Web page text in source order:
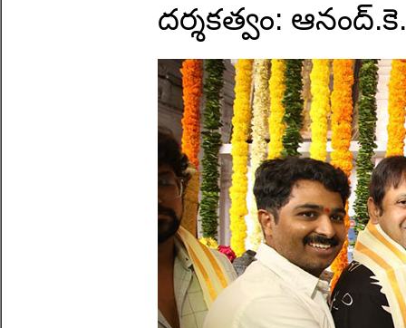
దర్శకత్వం: ఆనంద్‌.కె.